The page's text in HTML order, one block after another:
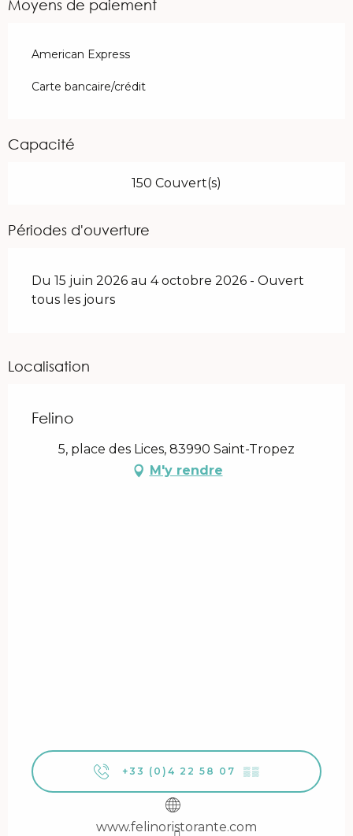
Moyens de paiement
American Express
Carte bancaire/crédit
Capacité
150 Couvert(s)
Périodes d'ouverture
Du 15 juin 2026 au 4 octobre 2026 - Ouvert
tous les jours
Localisation
Felino
5, place des Lices, 83990 Saint-Tropez
M'y rendre
+33 (0)4 22 58 07 ▒▒
www.felinoristorante.com